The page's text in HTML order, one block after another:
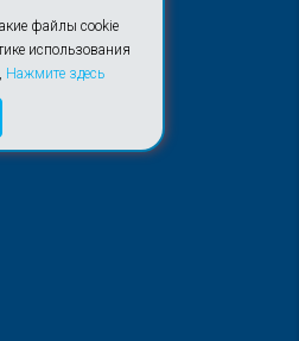
файлы cookie
использования
Нажмите здесь